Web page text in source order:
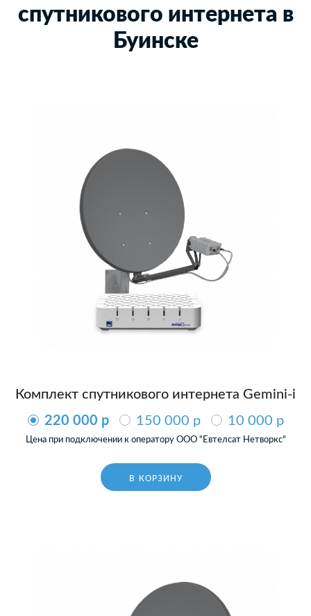
спутникового интернета в
Буинске
Комплект спутникового интернета Gemini-i
220 000 p
150 000 p 10 000 p
Цена при подключении к оператору ООО "Евтелсат Нетворкс"
В КОРЗИНУ